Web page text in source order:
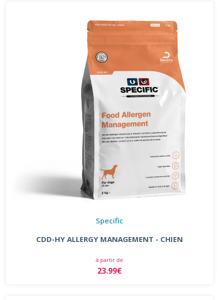
Specific
CDD-HY ALLERGY MANAGEMENT - CHIEN
à partir de
23.99€